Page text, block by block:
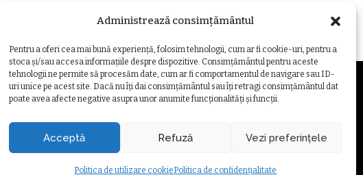
Administrează consimțământul
Pentru a oferi cea mai bună experiență, folosim tehnologii, cum ar fi cookie-uri, pentru a
stoca și/sau accesa informațiile despre dispozitive. Consimțământul pentru aceste
tehnologii ne permite să procesăm date, cum ar fi comportamentul de navigare sau ID-
uri unice pe acest site. Dacă nu îți dai consimțământul sau îți retragi consimțământul dat
poate avea afecte negative asupra unor anumite funcționalități și funcții.
Acceptă Refuză Vezi preferințele
Politica de utilizare cookiePolitica de confidențialitate
DE UTILIZARE COOKIE